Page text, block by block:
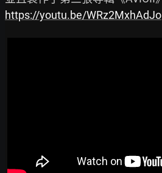
https://youtu.be/WRz2MxhAdJo